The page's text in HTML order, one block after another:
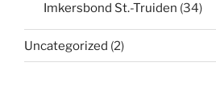
Imkersbond St.-Truiden (34)
Uncategorized (2)